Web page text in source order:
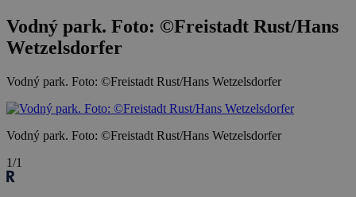
Vodný park. Foto: ©Freistadt Rust/Hans
Wetzelsdorfer
Vodný park. Foto: ©Freistadt Rust/Hans Wetzelsdorfer
Vodný park. Foto: ©Freistadt Rust/Hans Wetzelsdorfer
1/1